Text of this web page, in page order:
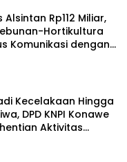
Rp112 Miliar,
Hortikultura
Komunikasi dengan
Kecelakaan Hingga
DPD KNPI Konawe
Aktivitas
Total Perizinan PT